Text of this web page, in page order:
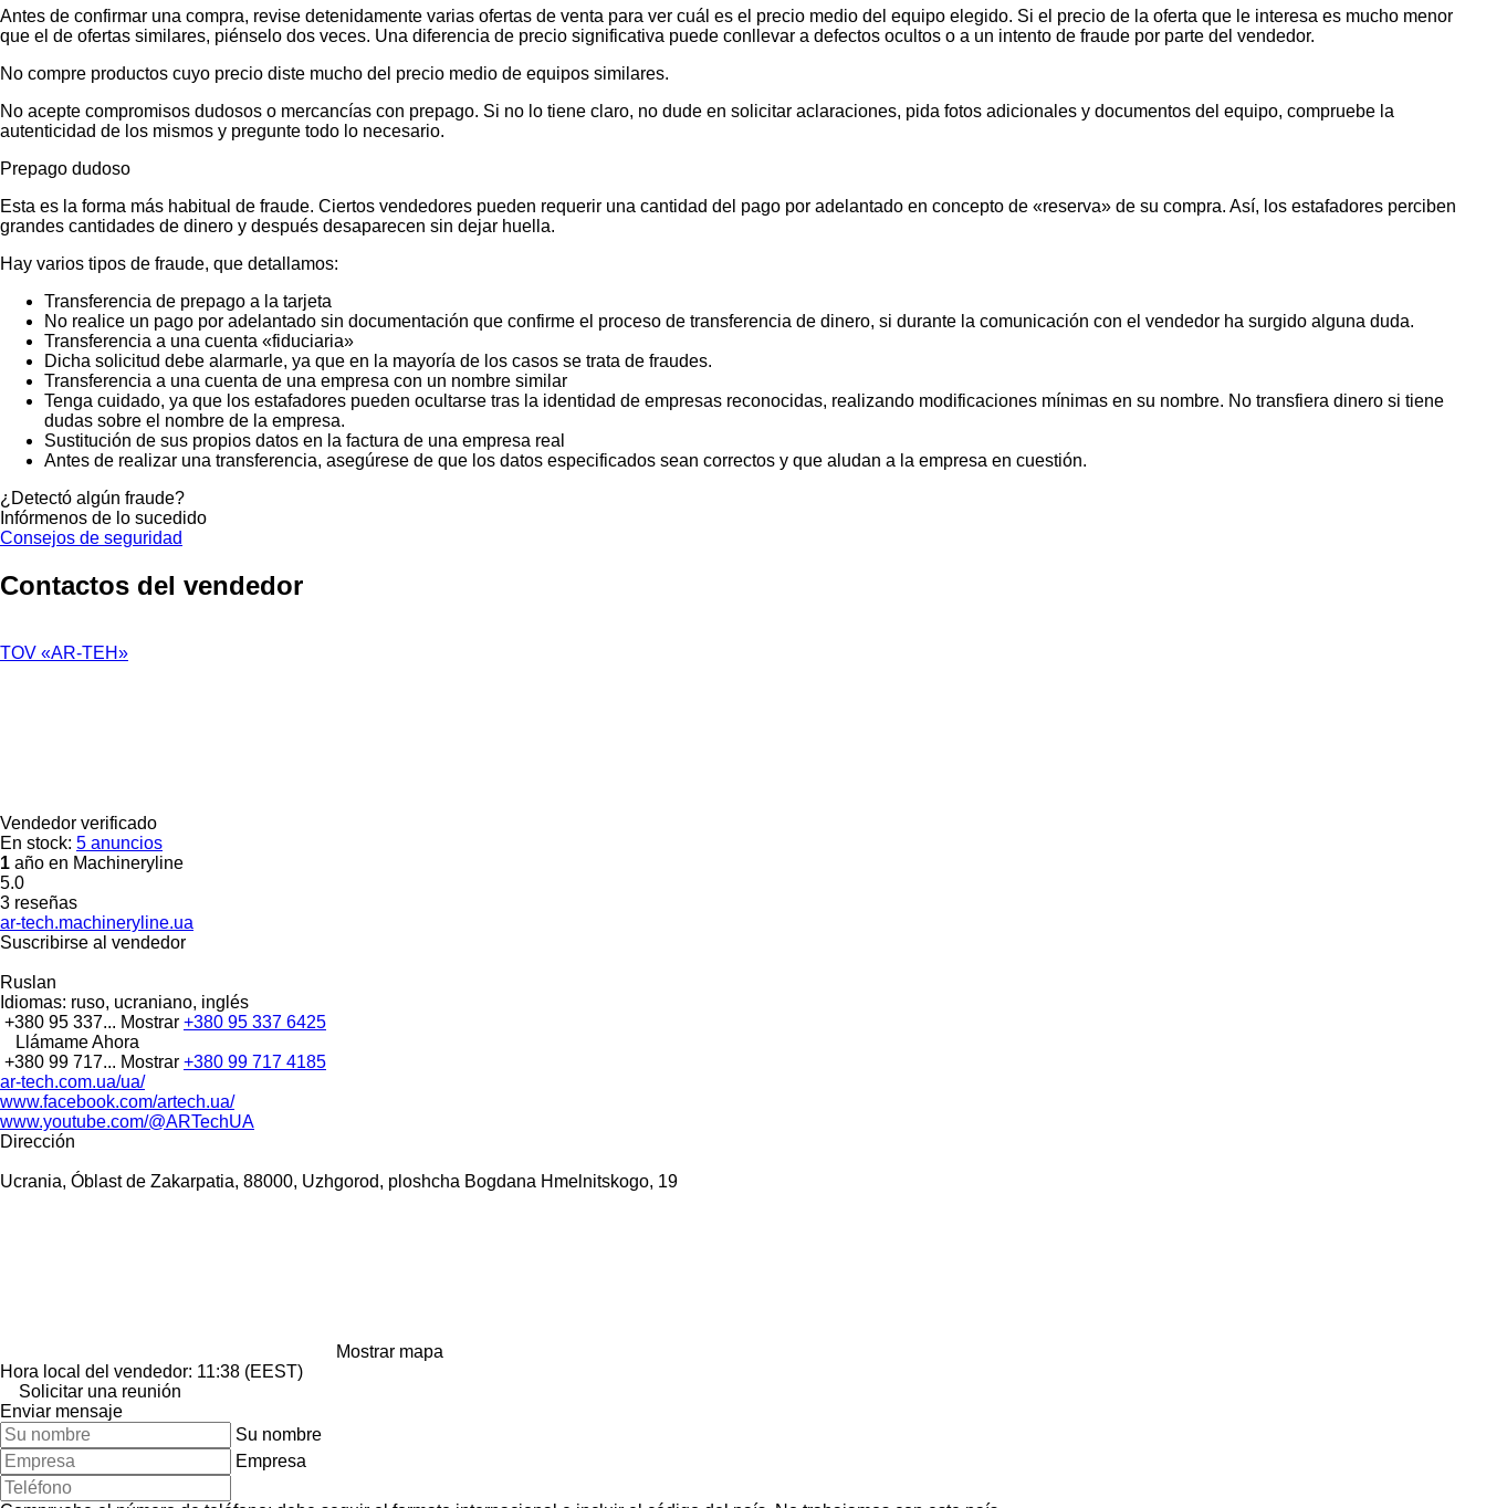
Antes de confirmar una compra, revise detenidamente varias ofertas de venta para ver cuál es el precio medio del equipo elegido. Si el precio de la oferta que le interesa es mucho menor
que el de ofertas similares, piénselo dos veces. Una diferencia de precio significativa puede conllevar a defectos ocultos o a un intento de fraude por parte del vendedor.
No compre productos cuyo precio diste mucho del precio medio de equipos similares.
No acepte compromisos dudosos o mercancías con prepago. Si no lo tiene claro, no dude en solicitar aclaraciones, pida fotos adicionales y documentos del equipo, compruebe la
autenticidad de los mismos y pregunte todo lo necesario.
Prepago dudoso
Esta es la forma más habitual de fraude. Ciertos vendedores pueden requerir una cantidad del pago por adelantado en concepto de «reserva» de su compra. Así, los estafadores perciben
grandes cantidades de dinero y después desaparecen sin dejar huella.
Hay varios tipos de fraude, que detallamos:
Transferencia de prepago a la tarjeta
No realice un pago por adelantado sin documentación que confirme el proceso de transferencia de dinero, si durante la comunicación con el vendedor ha surgido alguna duda.
Transferencia a una cuenta «fiduciaria»
Dicha solicitud debe alarmarle, ya que en la mayoría de los casos se trata de fraudes.
Transferencia a una cuenta de una empresa con un nombre similar
Tenga cuidado, ya que los estafadores pueden ocultarse tras la identidad de empresas reconocidas, realizando modificaciones mínimas en su nombre. No transfiera dinero si tiene
dudas sobre el nombre de la empresa.
Sustitución de sus propios datos en la factura de una empresa real
Antes de realizar una transferencia, asegúrese de que los datos especificados sean correctos y que aludan a la empresa en cuestión.
¿Detectó algún fraude?
Infórmenos de lo sucedido
Consejos de seguridad
Contactos del vendedor
TOV «AR-TEH»
Vendedor verificado
En stock: 5 anuncios
1 año en Machineryline
5.0
3 reseñas
ar-tech.machineryline.ua
Suscribirse al vendedor
Ruslan
Idiomas: ruso, ucraniano, inglés
+380 95 337... Mostrar +380 95 337 6425
Llámame Ahora
+380 99 717... Mostrar +380 99 717 4185
ar-tech.com.ua/ua/
www.facebook.com/artech.ua/
www.youtube.com/@ARTechUA
Dirección
Ucrania, Óblast de Zakarpatia, 88000, Uzhgorod, ploshcha Bogdana Hmelnitskogo, 19
Mostrar mapa
Hora local del vendedor: 11:38 (EEST)
Solicitar una reunión
Enviar mensaje
Su nombre
Empresa